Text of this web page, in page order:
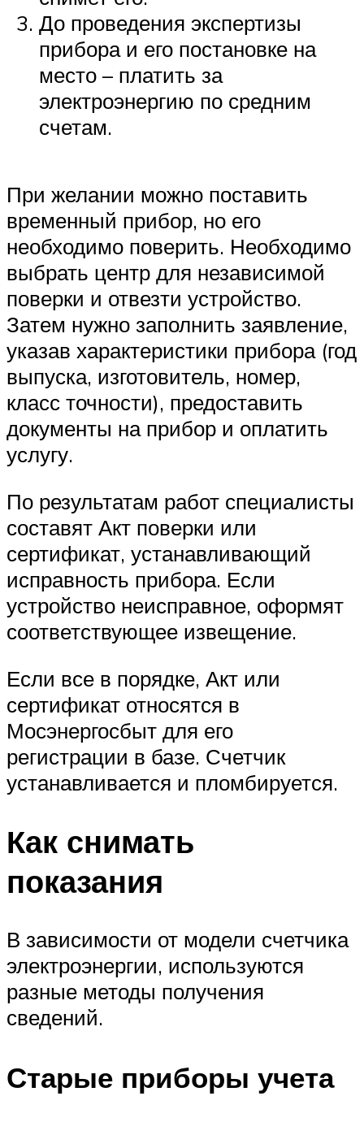
До проведения экспертизы
прибора и его постановке на
место – платить за
электроэнергию по средним
счетам.
При желании можно поставить
временный прибор, но его
необходимо поверить. Необходимо
выбрать центр для независимой
поверки и отвезти устройство.
Затем нужно заполнить заявление,
указав характеристики прибора (год
выпуска, изготовитель, номер,
класс точности), предоставить
документы на прибор и оплатить
услугу.
По результатам работ специалисты
составят Акт поверки или
сертификат, устанавливающий
исправность прибора. Если
устройство неисправное, оформят
соответствующее извещение.
Если все в порядке, Акт или
сертификат относятся в
Мосэнергосбыт для его
регистрации в базе. Счетчик
устанавливается и пломбируется.
Как снимать
показания
В зависимости от модели счетчика
электроэнергии, используются
разные методы получения
сведений.
Старые приборы учета